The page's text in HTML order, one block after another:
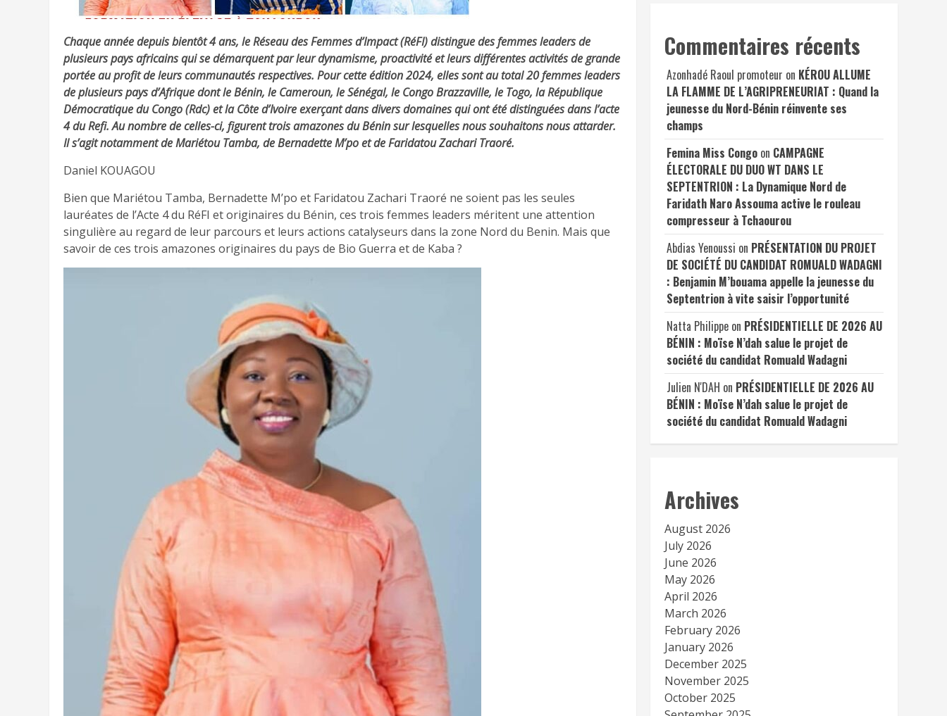
Chaque année depuis bientôt 4 ans, le Réseau des Femmes d’Impact (RéFI) distingue des femmes leaders de
plusieurs pays africains qui se démarquent par leur dynamisme, proactivité et leurs différentes activités de grande
portée au profit de leurs communautés respectives. Pour cette édition 2024, elles sont au total 20 femmes leaders
de plusieurs pays d’Afrique dont le Bénin, le Cameroun, le Sénégal, le Congo Brazzaville, le Togo, la République
Démocratique du Congo (Rdc) et la Côte d’Ivoire exerçant dans divers domaines qui ont été distinguées dans l’acte
4 du Refi. Au nombre de celles-ci, figurent trois amazones du Bénin sur lesquelles nous souhaitons nous attarder.
Il s’agit notamment de Mariétou Tamba, de Bernadette M’po et de Faridatou Zachari Traoré.
Daniel KOUAGOU
Bien que Mariétou Tamba, Bernadette M’po et Faridatou Zachari Traoré ne soient pas les seules
lauréates de l’Acte 4 du RéFI et originaires du Bénin, ces trois femmes leaders méritent une attention
singulière au regard de leur parcours et leurs actions catalyseurs dans la zone Nord du Benin. Mais que
savoir de ces trois amazones originaires du pays de Bio Guerra et de Kaba ?
Commentaires récents
Azonhadé Raoul promoteur on KÉROU ALLUME
LA FLAMME DE L’AGRIPRENEURIAT : Quand la
jeunesse du Nord-Bénin réinvente ses
champs
Femina Miss Congoon CAMPAGNE
ÉLECTORALE DU DUO WT DANS LE
SEPTENTRION : La Dynamique Nord de
Faridath Naro Assouma active le rouleau
compresseur à Tchaourou
Abdias Yenoussi on PRÉSENTATION DU PROJET
DE SOCIÉTÉ DU CANDIDAT ROMUALD WADAGNI
: Benjamin M’bouama appelle la jeunesse du
Septentrion à vite saisir l’opportunité
Natta Philippeon PRÉSIDENTIELLE DE 2026 AU
BÉNIN : Moïse N’dah salue le projet de
société du candidat Romuald Wadagni
Julien N'DAH on PRÉSIDENTIELLE DE 2026 AU
BÉNIN : Moïse N’dah salue le projet de
société du candidat Romuald Wadagni
Archives
August 2026
July 2026
June 2026
May 2026
April 2026
March 2026
February 2026
January 2026
December 2025
November 2025
October 2025